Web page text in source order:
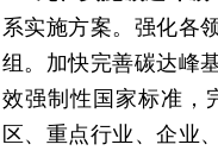
系实施方案。强化各
组。加快完善碳达峰
效强制性国家标准，
区、重点行业、企业